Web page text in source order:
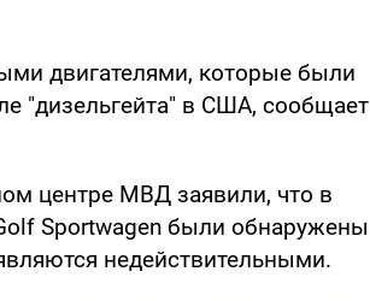
двигателями, которые были
"дизельгейта" в США, сообщает
центре МВД заявили, что в
Sportwagen были обнаружены
недействительными.